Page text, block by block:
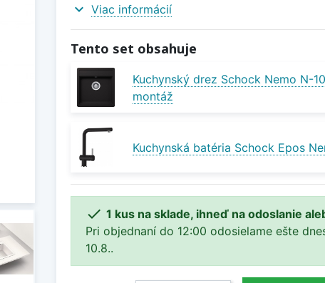
expand_more Viac informácií
Tento set obsahuje
Kuchynský drez Schock Nemo N-
montáž
Kuchynská batéria Schock Epos
 1 kus na sklade, ihneď na odoslanie
Pri objednaní do 12:00 odosielame ešte
10.8..